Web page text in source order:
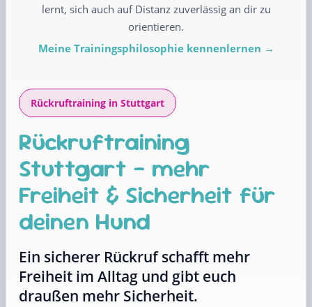
lernt, sich auch auf Distanz zuverlässig an dir zu
orientieren.
Meine Trainingsphilosophie kennenlernen →
Rückruftraining in Stuttgart
Rückruftraining
Stuttgart – mehr
Freiheit & Sicherheit für
deinen Hund
Ein sicherer Rückruf schafft mehr
Freiheit im Alltag und gibt euch
draußen mehr Sicherheit.